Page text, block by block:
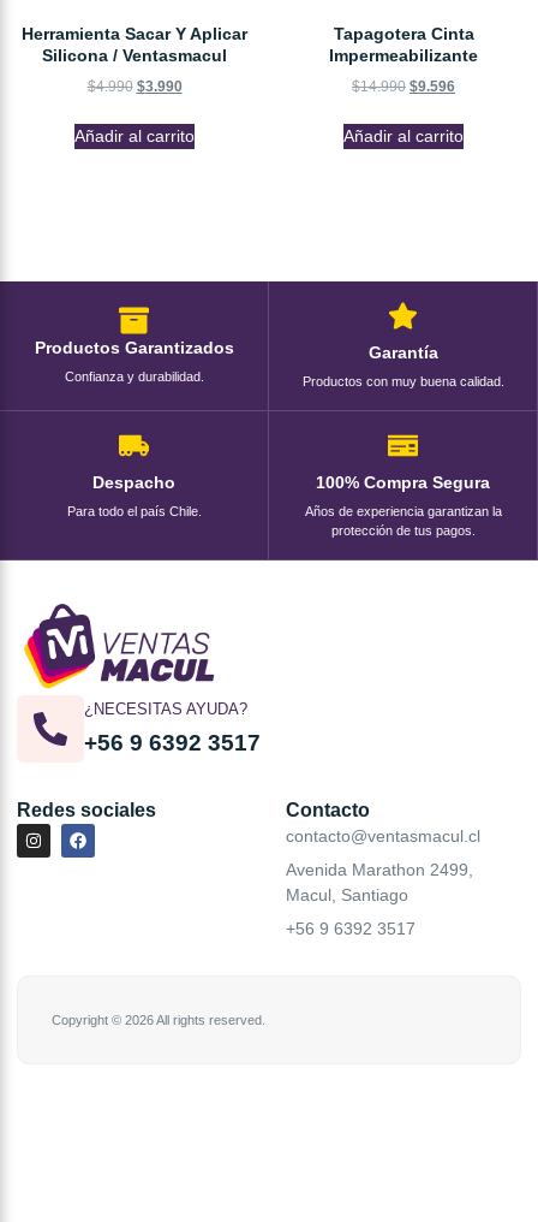
Herramienta Sacar Y Aplicar
Silicona / Ventasmacul
$4.990 $3.990
Añadir al carrito
Tapagotera Cinta
Impermeabilizante
$14.990 $9.596
Añadir al carrito
Productos Garantizados
Confianza y durabilidad.
Garantía
Productos con muy buena calidad.
Despacho
Para todo el país Chile.
100% Compra Segura
Años de experiencia garantizan la
protección de tus pagos.
¿NECESITAS AYUDA?
+56 9 6392 3517
Redes sociales Contacto
contacto@ventasmacul.cl
Avenida Marathon 2499,
Macul, Santiago
+56 9 6392 3517
Copyright © 2026 All rights reserved.